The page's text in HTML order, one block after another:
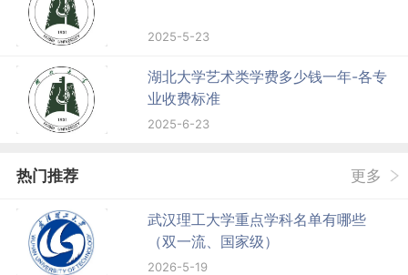
2025-5-23
湖北大学艺术类学费多少钱一年-各专
业收费标准
2025-6-23
热门推荐 更多
武汉理工大学重点学科名单有哪些
（双一流、国家级）
2026-5-19